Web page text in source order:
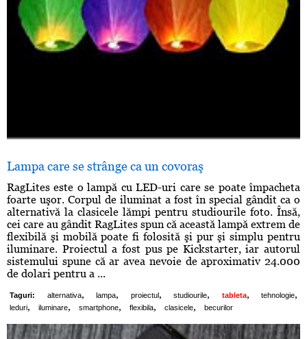
Lampa care se strânge ca un covoraş
RagLites este o lampă cu LED-uri care se poate împacheta
foarte uşor. Corpul de iluminat a fost în special gândit ca o
alternativă la clasicele lămpi pentru studiourile foto. Însă,
cei care au gândit RagLites spun că această lampă extrem de
flexibilă şi mobilă poate fi folosită şi pur şi simplu pentru
iluminare. Proiectul a fost pus pe Kickstarter, iar autorul
sistemului spune că ar avea nevoie de aproximativ 24.000
de dolari pentru a ...
Taguri: alternativa, lampa, proiectul, studiourile, tableta, tehnologie,
leduri, iluminare, smartphone, flexibila, clasicele, becurilor